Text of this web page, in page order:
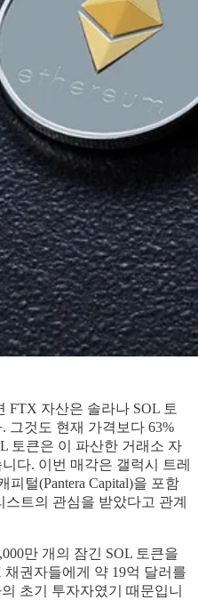
FTX 자산은 솔라나 SOL 토
그것도 현재 가격보다 63%
토큰은 이 파산한 거래소 자
다. 이번 매각은 갤럭시 트레
피털(Pantera Capital)을 포함
트의 관심을 받았다고 관계
만 개의 잠긴 SOL 토큰을
권자들에게 약 19억 달러를
초기 투자자였기 때문입니